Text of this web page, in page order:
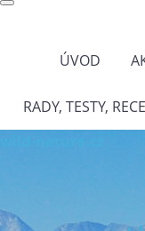
ÚVOD
RADY, TESTY,